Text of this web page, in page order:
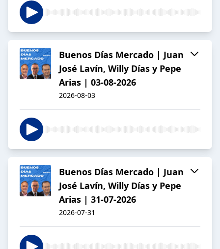
Buenos Días Mercado | Juan
José Lavín, Willy Días y Pepe
Arias | 03-08-2026
2026-08-03
Buenos Días Mercado | Juan
José Lavín, Willy Días y Pepe
Arias | 31-07-2026
2026-07-31